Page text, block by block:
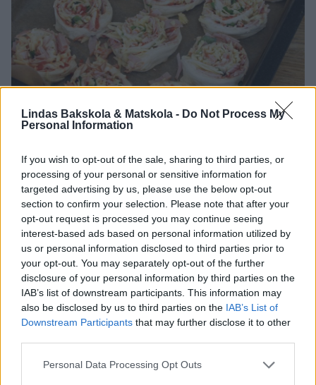
Lindas Bakskola & Matskola - Do Not Process My
Personal Information
If you wish to opt-out of the sale, sharing to third parties, or
processing of your personal or sensitive information for
targeted advertising by us, please use the below opt-out
section to confirm your selection. Please note that after your
opt-out request is processed you may continue seeing
interest-based ads based on personal information utilized by
us or personal information disclosed to third parties prior to
your opt-out. You may separately opt-out of the further
disclosure of your personal information by third parties on the
IAB’s list of downstream participants. This information may
also be disclosed by us to third parties on the IAB’s List of
Downstream Participants that may further disclose it to other
Personal Data Processing Opt Outs
6. Skär rullarna i skivor, ca 2 cm breda. Lägg bullarna på en plåt med
bakplåtspapper. Låt dem jäsa i 20–30 min. Sätt ugnen på 250 grader.